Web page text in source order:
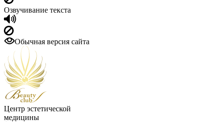
Озвучивание текста
Обычная версия сайта
Центр эстетической
медицины